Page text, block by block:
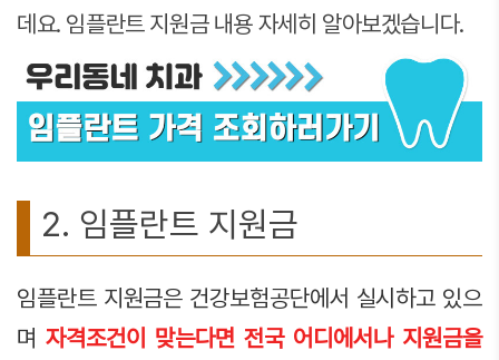
데요. 임플란트 지원금 내용 자세히 알아보겠습니다.
2. 임플란트 지원금
임플란트 지원금은 건강보험공단에서 실시하고 있으
며 자격조건이 맞는다면 전국 어디에서나 지원금을